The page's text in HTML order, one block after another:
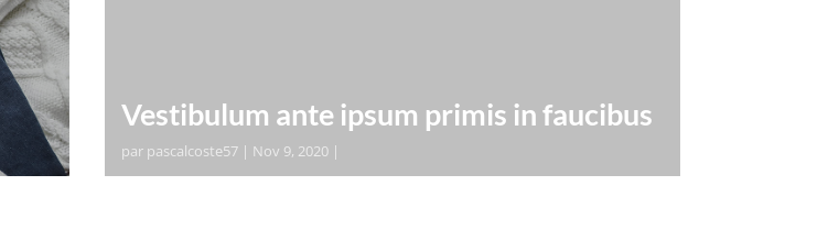
Vestibulum ante ipsum primis in faucibus
par pascalcoste57 | Nov 9, 2020 |